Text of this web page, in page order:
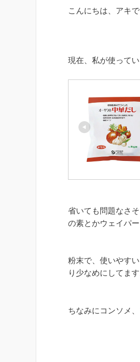
こんにちは、アキで
現在、私が使って
省いても問題なさ
の素とかウェイパ
粉末で、使いやす
り少なめにしてます
ちなみにコンソメ